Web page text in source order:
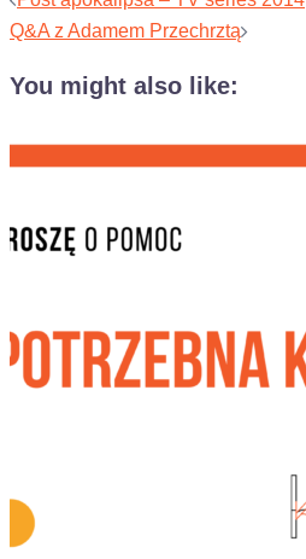
Q&A z Adamem Przechrztą
You might also like: